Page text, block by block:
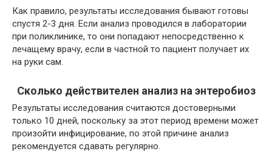
Как правило, результаты исследования бывают готовы
спустя 2-3 дня. Если анализ проводился в лаборатории
при поликлинике, то они попадают непосредственно к
лечащему врачу, если в частной то пациент получает их
на руки сам.
Сколько действителен анализ на энтеробиоз
Результаты исследования считаются достоверными
только 10 дней, поскольку за этот период времени может
произойти инфицирование, по этой причине анализ
рекомендуется сдавать регулярно.